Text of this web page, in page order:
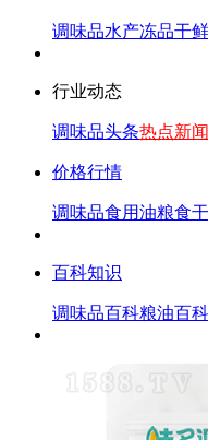
调味品水产冻品干
行业动态
调味品头条热点新闻
价格行情
调味品食用油粮食
百科知识
调味品百科粮油百科